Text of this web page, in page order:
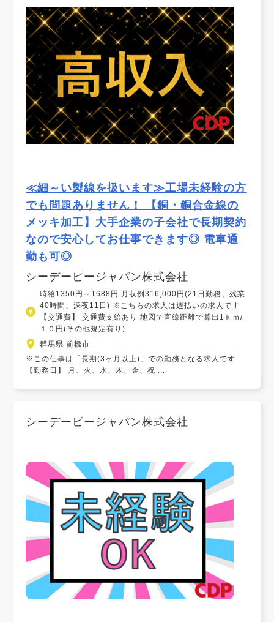
≪細～い製線を扱います≫工場未経験の方
でも問題ありません！ 【銅・銅合金線の
メッキ加工】大手企業の子会社で長期契約
なので安心してお仕事できます◎ 電車通
勤も可◎
シーデーピージャパン株式会社
時給1350円～1688円 月収例316,000円(21日勤務、残業
40時間、深夜11日) ※こちらの求人は週払いの求人です
【交通費】 交通費支給あり 地図で直線距離で算出1ｋｍ/
１０円(その他規定有り)
群馬県 前橋市
※この仕事は「長期(3ヶ月以上)」での勤務となる求人です
【勤務日】 月、火、水、木、金、祝 ...
シーデーピージャパン株式会社